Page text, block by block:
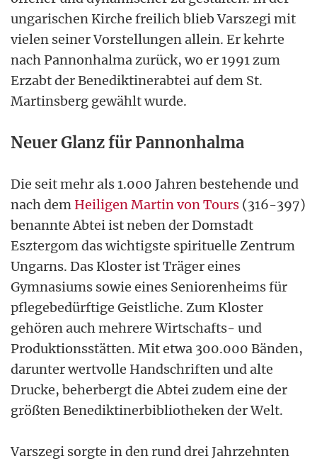
ungarischen Kirche freilich blieb Varszegi mit
vielen seiner Vorstellungen allein. Er kehrte
nach Pannonhalma zurück, wo er 1991 zum
Erzabt der Benediktinerabtei auf dem St.
Martinsberg gewählt wurde.
Neuer Glanz für Pannonhalma
Die seit mehr als 1.000 Jahren bestehende und
nach dem Heiligen Martin von Tours (316-397)
benannte Abtei ist neben der Domstadt
Esztergom das wichtigste spirituelle Zentrum
Ungarns. Das Kloster ist Träger eines
Gymnasiums sowie eines Seniorenheims für
pflegebedürftige Geistliche. Zum Kloster
gehören auch mehrere Wirtschafts- und
Produktionsstätten. Mit etwa 300.000 Bänden,
darunter wertvolle Handschriften und alte
Drucke, beherbergt die Abtei zudem eine der
größten Benediktinerbibliotheken der Welt.
Varszegi sorgte in den rund drei Jahrzehnten